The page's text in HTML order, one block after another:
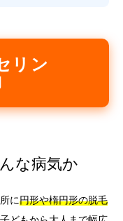
リン
な病気か
に円形や楕円形の脱毛